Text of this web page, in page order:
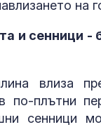
на
и сенници -
влиза
по-плътни
сенници